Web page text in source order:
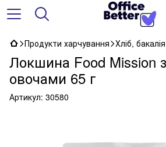
Продукти харчування Хліб,
Локшина Food Mission
овочами 65 г
Артикул: 30580